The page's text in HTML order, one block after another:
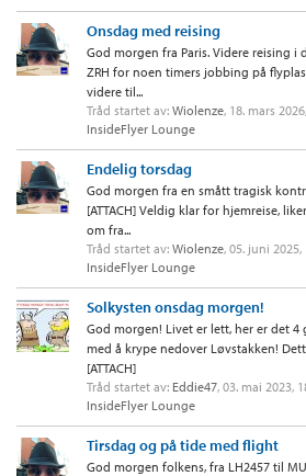
Onsdag med reising
God morgen fra Paris. Videre reising i
ZRH for noen timers jobbing på
videre til...
Tråd startet av: Wiolenze, 18. mars 2026
InsideFlyer Lounge
Endelig torsdag
God morgen fra en smått tragisk
[ATTACH] Veldig klar for hjemreise,
om fra...
Tråd startet av: Wiolenze, 05. juni 2025
InsideFlyer Lounge
Solkysten onsdag morgen!
God morgen! Livet er lett, her er det 4
med å krype nedover Løvstakken!
[ATTACH]
Tråd startet av: Eddie47, 03. mai 2023,
InsideFlyer Lounge
Tirsdag og på tide med flight
God morgen folkens, fra LH2457 til